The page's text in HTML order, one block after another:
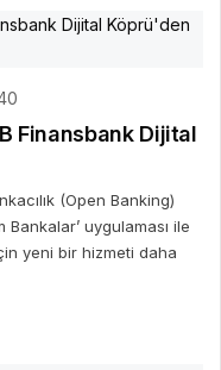
Finansbank Dijital
(Open Banking)
uygulaması ile
yeni bir hizmeti daha